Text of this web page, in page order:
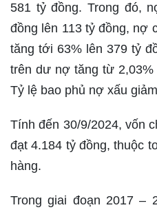
581 tỷ đồng. Trong đó,
đồng lên 113 tỷ đồng, nợ
tăng tới 63% lên 379 tỷ
trên dư nợ tăng từ 2,03%
Tỷ lệ bao phủ nợ xấu
Tính đến 30/9/2024, vốn
đạt 4.184 tỷ đồng, thuộc
hàng.
Trong giai đoạn 2017 –